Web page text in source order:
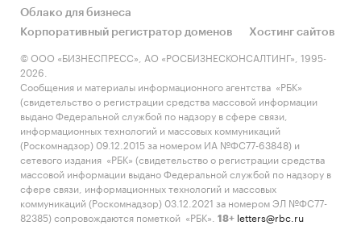
Облако для бизнеса
Корпоративный регистратор доменов
Хостинг сайтов
© ООО «БИЗНЕСПРЕСС», АО «РОСБИЗНЕСКОНСАЛТИНГ», 1995-
2026.
Сообщения и материалы информационного агентства «РБК»
(свидетельство о регистрации средства массовой информации
выдано Федеральной службой по надзору в сфере связи,
информационных технологий и массовых коммуникаций
(Роскомнадзор) 09.12.2015 за номером ИА №ФС77-63848) и
сетевого издания «РБК» (свидетельство о регистрации средства
массовой информации выдано Федеральной службой по надзору в
сфере связи, информационных технологий и массовых
коммуникаций (Роскомнадзор) 03.12.2021 за номером ЭЛ №ФС77-
82385) сопровождаются пометкой «РБК».
18+ letters@rbc.ru